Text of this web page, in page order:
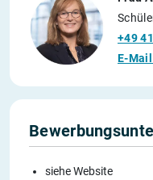
+49
E-
siehe Website